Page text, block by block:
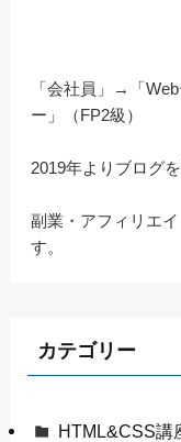
「会社員」→「
ー」（FP2級）
2019年よりブログ
副業・アフィリエ
す。
カテゴリー
HTML&CSS講